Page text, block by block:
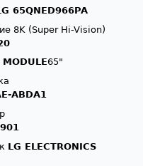
65QNED966PA
8K (Super Hi-Vision)
MODULE65"
ABDA1
LG ELECTRONICS